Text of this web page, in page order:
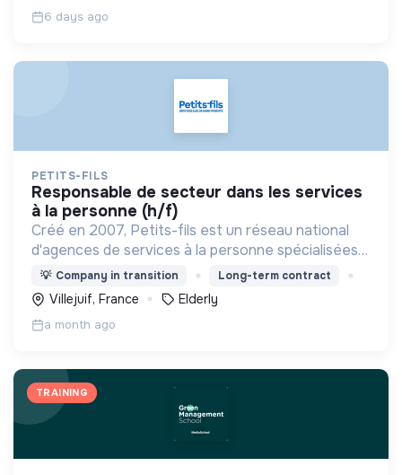
6 days ago
PETITS-FILS
responsable de secteur dans les services
à la personne (h/f)
Créé en 2007, Petits-fils est un réseau national
d'agences de services à la personne spécialisées
dans l'aide à domicile pour les personnes âgées.
💡 Company in transition Long-term contract
Villejuif, France Elderly
a month ago
TRAINING